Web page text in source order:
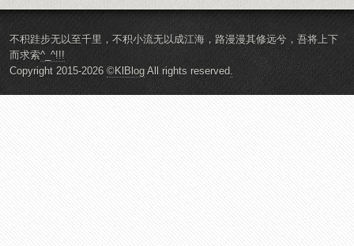
不积跬步无以至千里，不积小流无以成江海，路漫漫其修远兮，吾将上下
而求索^_^!!!
Copyright 2015-2026 ©KlBlog All rights reserved.